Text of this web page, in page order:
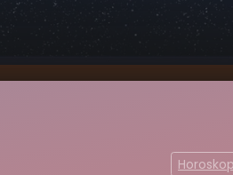
Horoskop